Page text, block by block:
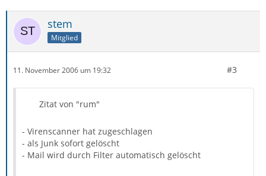
stem
Mitglied
11. November 2006 um 19:32 #3
Zitat von "rum"
- Virenscanner hat zugeschlagen
- als Junk sofort gelöscht
- Mail wird durch Filter automatisch gelöscht